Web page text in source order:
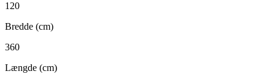
120
Bredde (cm)
360
Længde (cm)